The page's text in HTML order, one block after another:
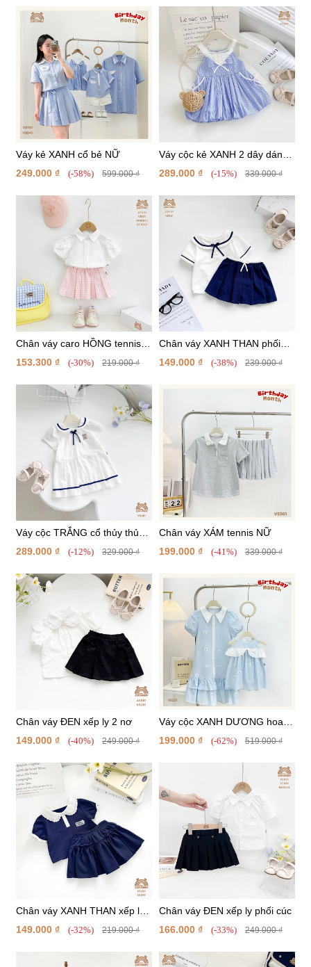
Váy kẻ XANH cổ bẻ NỮ
249.000 ₫
(-58%) 599.000 ₫
Váy cộc kẻ XANH 2 dây dáng
bí
289.000 ₫ (-15%) 339.000 ₫
Chân váy caro HỒNG tennis ly
bản to
153.300 ₫ (-30%) 219.000 ₫
Chân váy XANH THAN phối
cạp trắng
149.000 ₫ (-38%) 239.000 ₫
Váy cộc TRẮNG cổ thủy thủ
xếp ly đính nơ
289.000 ₫ (-12%) 329.000 ₫
Chân váy XÁM tennis NỮ
199.000 ₫
(-41%) 339.000 ₫
Chân váy ĐEN xếp ly 2 nơ
149.000 ₫
(-40%) 249.000 ₫
Váy cộc XANH DƯƠNG hoa
nhí tay phồng NỮ
199.000 ₫ (-62%) 519.000 ₫
Chân váy XANH THAN xếp ly
phối nơ
149.000 ₫ (-32%) 219.000 ₫
Chân váy ĐEN xếp ly phối cúc
166.000 ₫
(-33%) 249.000 ₫